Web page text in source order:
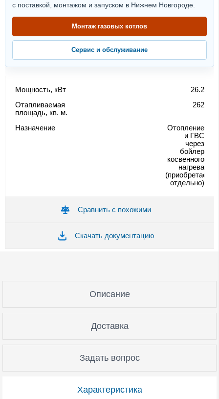
с поставкой, монтажом и запуском в Нижнем Новгороде.
Монтаж газовых котлов
Сервис и обслуживание
Мощность, кВт
26.2
Отапливаемая
площадь, кв. м.
262
Назначение
Отопление
и ГВС
через
бойлер
косвенного
нагрева
(приобретается
отдельно)
Сравнить с похожими
Скачать документацию
Характеристика
Описание
Доставка
Задать вопрос